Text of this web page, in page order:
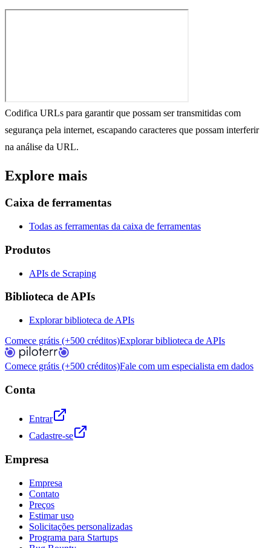
Codifica URLs para garantir que possam ser transmitidas com
segurança pela internet, escapando caracteres que possam interferir
na análise da URL.
Explore mais
Caixa de ferramentas
Todas as ferramentas da caixa de ferramentas
Produtos
APIs de Scraping
Biblioteca de APIs
Explorar biblioteca de APIs
Comece grátis (+500 créditos)Explorar biblioteca de APIs
Comece grátis (+500 créditos)Fale com um especialista em dados
Conta
Entrar
Cadastre-se
Empresa
Empresa
Contato
Preços
Estimar uso
Solicitações personalizadas
Programa para Startups